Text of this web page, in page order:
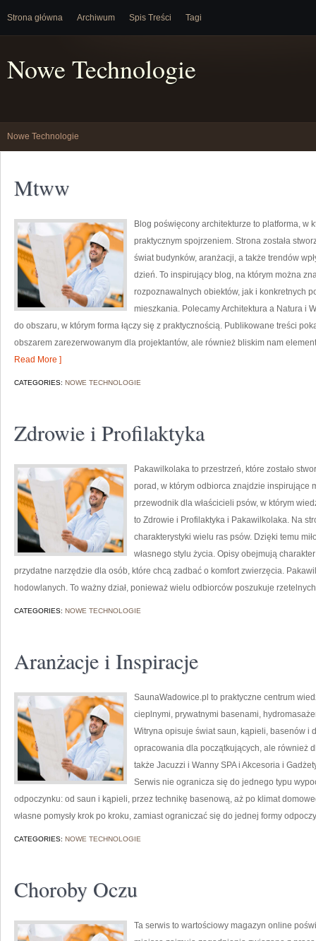
Strona główna Archiwum Spis Treści Tagi
Nowe Technologie
Nowe Technologie
Mtww
Blog poświęcony architekturze to platforma, w
praktycznym spojrzeniem. Strona została
świat budynków, aranżacji, a także trendów
dzień. To inspirujący blog, na którym można
rozpoznawalnych obiektów, jak i konkretnych
mieszkania. Polecamy Architektura a Natura i
do obszaru, w którym forma łączy się z praktycznością. Publikowane treści
obszarem zarezerwowanym dla projektantów, ale również bliskim nam
Read More ]
CATEGORIES: NOWE TECHNOLOGIE
Zdrowie i Profilaktyka
Pakawilkolaka to przestrzeń, które zostało
porad, w którym odbiorca znajdzie inspirujące
przewodnik dla właścicieli psów, w którym
to Zdrowie i Profilaktyka i Pakawilkolaka. Na
charakterystyki wielu ras psów. Dzięki temu
własnego stylu życia. Opisy obejmują
przydatne narzędzie dla osób, które chcą zadbać o komfort zwierzęcia.
hodowlanych. To ważny dział, ponieważ wielu odbiorców poszukuje
CATEGORIES: NOWE TECHNOLOGIE
Aranżacje i Inspiracje
SaunaWadowice.pl to praktyczne centrum
cieplnymi, prywatnymi basenami,
Witryna opisuje świat saun, kąpieli, basenów i
opracowania dla początkujących, ale również
także Jacuzzi i Wanny SPA i Akcesoria i
Serwis nie ogranicza się do jednego typu
odpoczynku: od saun i kąpieli, przez technikę basenową, aż po klimat
własne pomysły krok po kroku, zamiast ograniczać się do jednej formy
CATEGORIES: NOWE TECHNOLOGIE
Choroby Oczu
Ta serwis to wartościowy magazyn online